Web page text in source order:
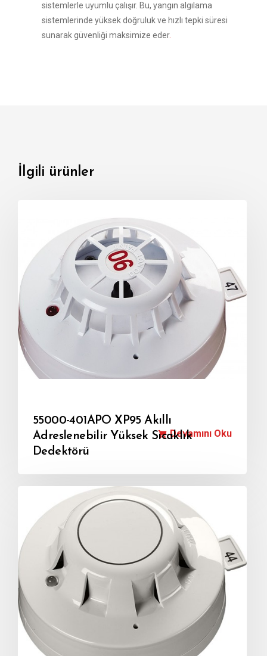
sistemlerle uyumlu çalışır. Bu, yangın algılama
sistemlerinde yüksek doğruluk ve hızlı tepki süresi
sunarak güvenliği maksimize eder.
İlgili ürünler
55000-401APO XP95 Akıllı
Adreslenebilir Yüksek Sıcaklık
Dedektörü
Devamını Oku